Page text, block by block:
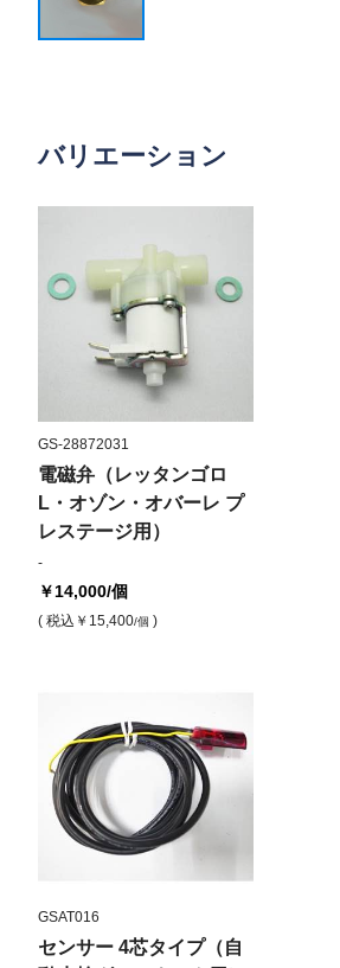
バリエーション
GS-28872031
電磁弁（レッタンゴロ
L・オゾン・オバーレ プ
レステージ用）
-
￥14,000/個
( 税込 ￥15,400/個 )
GSAT016
センサー 4芯タイプ（自